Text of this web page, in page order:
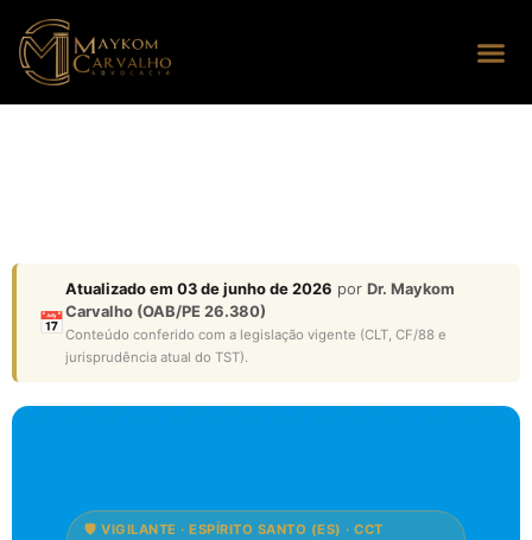
📅
Atualizado em 03 de junho de 2026 por Dr. Maykom
Carvalho (OAB/PE 26.380)
Conteúdo conferido com a legislação vigente (CLT, CF/88 e
jurisprudência atual do TST).
🛡️ VIGILANTE · ESPÍRITO SANTO (ES) · CCT